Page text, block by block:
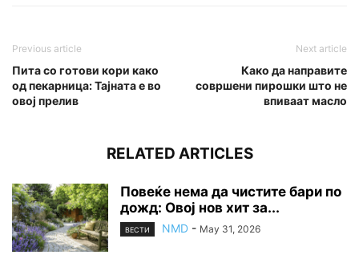
Previous article
Пита со готови кори како
од пекарница: Тајната е во
овој прелив
Next article
Како да направите
совршени пирошки што не
впиваат масло
RELATED ARTICLES
Повеќе нема да чистите бари по
дожд: Овој нов хит за...
ВЕСТИ NMD - May 31, 2026